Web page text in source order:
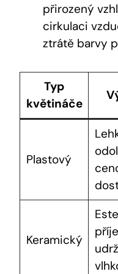
přirozený
cirkulaci
ztrátě barvy
Typ
květináče
Plastový
Keramický